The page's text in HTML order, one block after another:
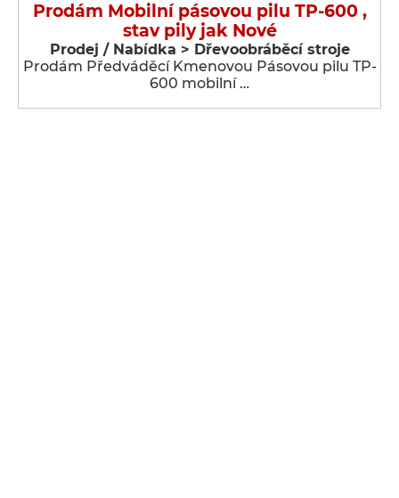
Prodám Mobilní pásovou pilu TP-600 ,
stav pily jak Nové
Prodej / Nabídka > Dřevoobráběcí stroje
Prodám Předváděcí Kmenovou Pásovou pilu TP-
600 mobilní …